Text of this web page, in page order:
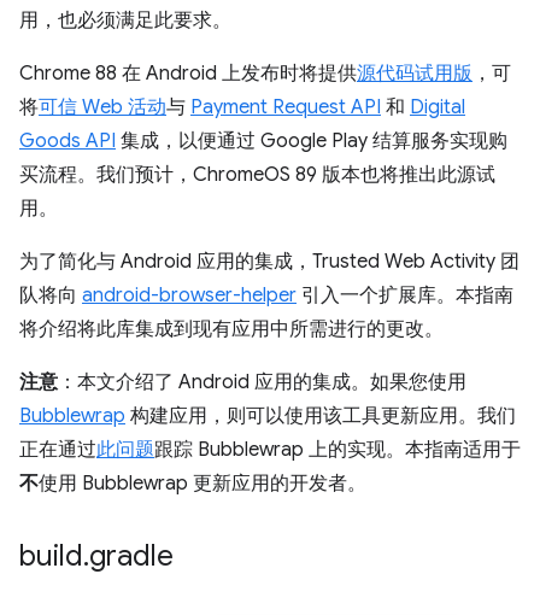
用，也必须满足此要求。
Chrome 88 在 Android 上发布时将提供源代码试用版 ，可
将可信 Web 活动与 Payment Request API 和 Digital
Goods API 集成，以便通过 Google Play 结算服务实现购
买流程。我们预计，ChromeOS 89 版本也将推出此源试
用。
为了简化与 Android 应用的集成，Trusted Web Activity 团
队将向 android-browser-helper 引入一个扩展库。本指南
将介绍将此库集成到现有应用中所需进行的更改。
注意：本文介绍了 Android 应用的集成。如果您使用
Bubblewrap 构建应用，则可以使用该工具更新应用。我们
正在通过此问题跟踪 Bubblewrap 上的实现。本指南适用于
不使用 Bubblewrap 更新应用的开发者。
build.gradle